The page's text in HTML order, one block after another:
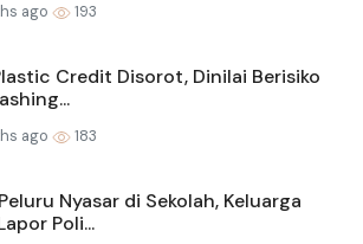
ago 193
Credit Disorot, Dinilai Berisiko
ago 183
Nyasar di Sekolah, Keluarga
Poli...